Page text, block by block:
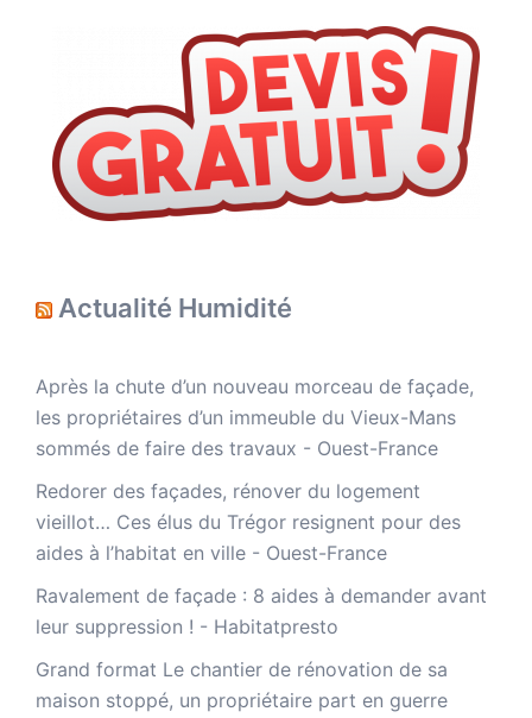
Actualité Humidité
Après la chute d’un nouveau morceau de façade,
les propriétaires d’un immeuble du Vieux-Mans
sommés de faire des travaux - Ouest-France
Redorer des façades, rénover du logement
vieillot… Ces élus du Trégor resignent pour des
aides à l’habitat en ville - Ouest-France
Ravalement de façade : 8 aides à demander avant
leur suppression ! - Habitatpresto
Grand format Le chantier de rénovation de sa
maison stoppé, un propriétaire part en guerre